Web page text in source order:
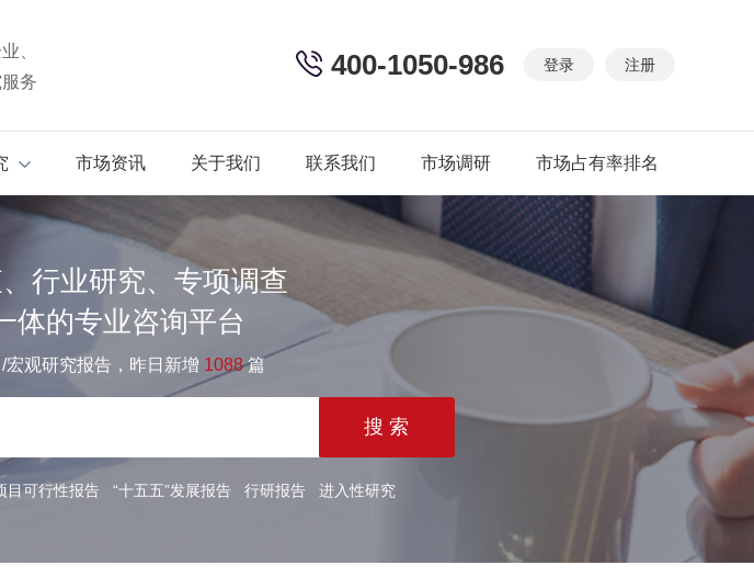
、
务
登录 注册
400-1050-986
市场资讯 关于我们 联系我们 市场调研 市场占有率排名
行业研究、专项调查
体的专业咨询平台
宏观研究报告，昨日新增 1088篇
目可行性报告 “十五五”发展报告 行研报告 进入性研究